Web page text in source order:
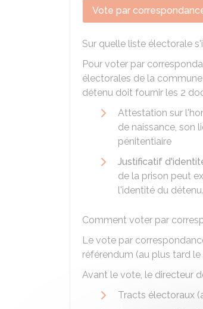
Vote par
Sur quelle liste électorale
Pour voter par
électorales de la
détenu doit fournir les 2
Attestation sur
de naissance, son
pénitentiaire
Justificatif
de la prison peut
l'identité du détenu.
Comment voter par
Le vote par
référendum (au plus tard
Avant le vote, le directeur
Tracts électoraux